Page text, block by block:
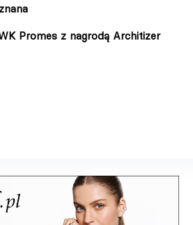
Promes z nagrodą Architizer